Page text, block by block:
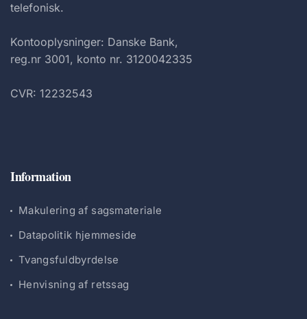
telefonisk.
Kontooplysninger: Danske Bank,
reg.nr 3001, konto nr. 3120042335
CVR: 12232543
Information
Makulering af sagsmateriale
Datapolitik hjemmeside
Tvangsfuldbyrdelse
Henvisning af retssag